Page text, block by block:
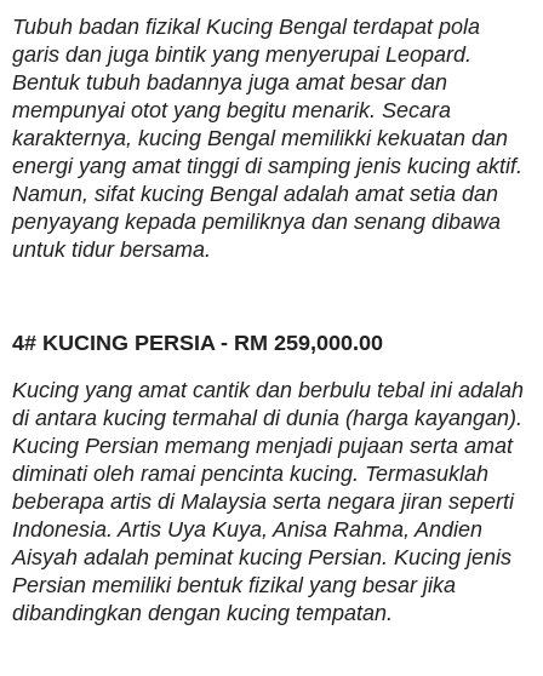
Tubuh badan fizikal Kucing Bengal terdapat pola
garis dan juga bintik yang menyerupai Leopard.
Bentuk tubuh badannya juga amat besar dan
mempunyai otot yang begitu menarik. Secara
karakternya, kucing Bengal memilikki kekuatan dan
energi yang amat tinggi di samping jenis kucing aktif.
Namun, sifat kucing Bengal adalah amat setia dan
penyayang kepada pemiliknya dan senang dibawa
untuk tidur bersama.
4# KUCING PERSIA - RM 259,000.00
Kucing yang amat cantik dan berbulu tebal ini adalah
di antara kucing termahal di dunia (harga kayangan).
Kucing Persian memang menjadi pujaan serta amat
diminati oleh ramai pencinta kucing. Termasuklah
beberapa artis di Malaysia serta negara jiran seperti
Indonesia. Artis Uya Kuya, Anisa Rahma, Andien
Aisyah adalah peminat kucing Persian. Kucing jenis
Persian memiliki bentuk fizikal yang besar jika
dibandingkan dengan kucing tempatan.